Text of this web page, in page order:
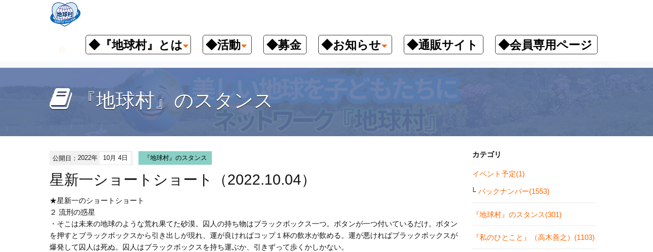
◆『地球村』とは ◆活動 ◆募金 ◆お知らせ ◆通販サイト ◆会員専用ページ
お知らせ 『地球村』のスタンス 星新一ショートショート（2022.10.04）
『地球村』のスタンス
公開日：2022年 10月 4日 『地球村』のスタンス
星新一ショートショート（2022.10.04）
★星新一のショートショート
２ 流刑の惑星
・そこは未来の地球のような荒れ果てた砂漠。囚人の持ち物はブラックボックス一つ。ボタンが一つ付いているだけ。ボタン
を押すとブラックボックスから引き出しが現れ、運が良ければコップ１杯の飲水が飲める。運が悪ければブラックボックスが
爆発して囚人は死ぬ。囚人はブラックボックスを持ち運ぶか、引きずって歩くかしかない。
カテゴリ
イベント予定(1)
バックナンバー(1553)
『地球村』のスタンス(301)
『私のひとこと』（高木善之）(1103)